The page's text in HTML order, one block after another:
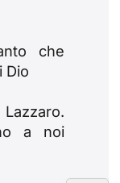
che
Dio
a noi